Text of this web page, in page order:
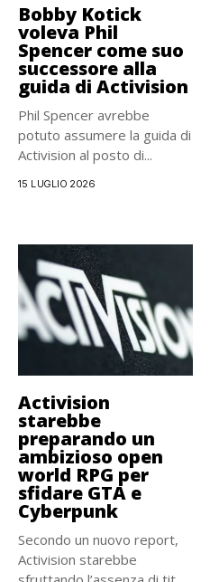
Bobby Kotick
voleva Phil
Spencer come suo
successore alla
guida di Activision
Phil Spencer avrebbe
potuto assumere la guida di
Activision al posto di...
15 LUGLIO 2026
Activision
starebbe
preparando un
ambizioso open
world RPG per
sfidare GTA e
Cyberpunk
Secondo un nuovo report,
Activision starebbe